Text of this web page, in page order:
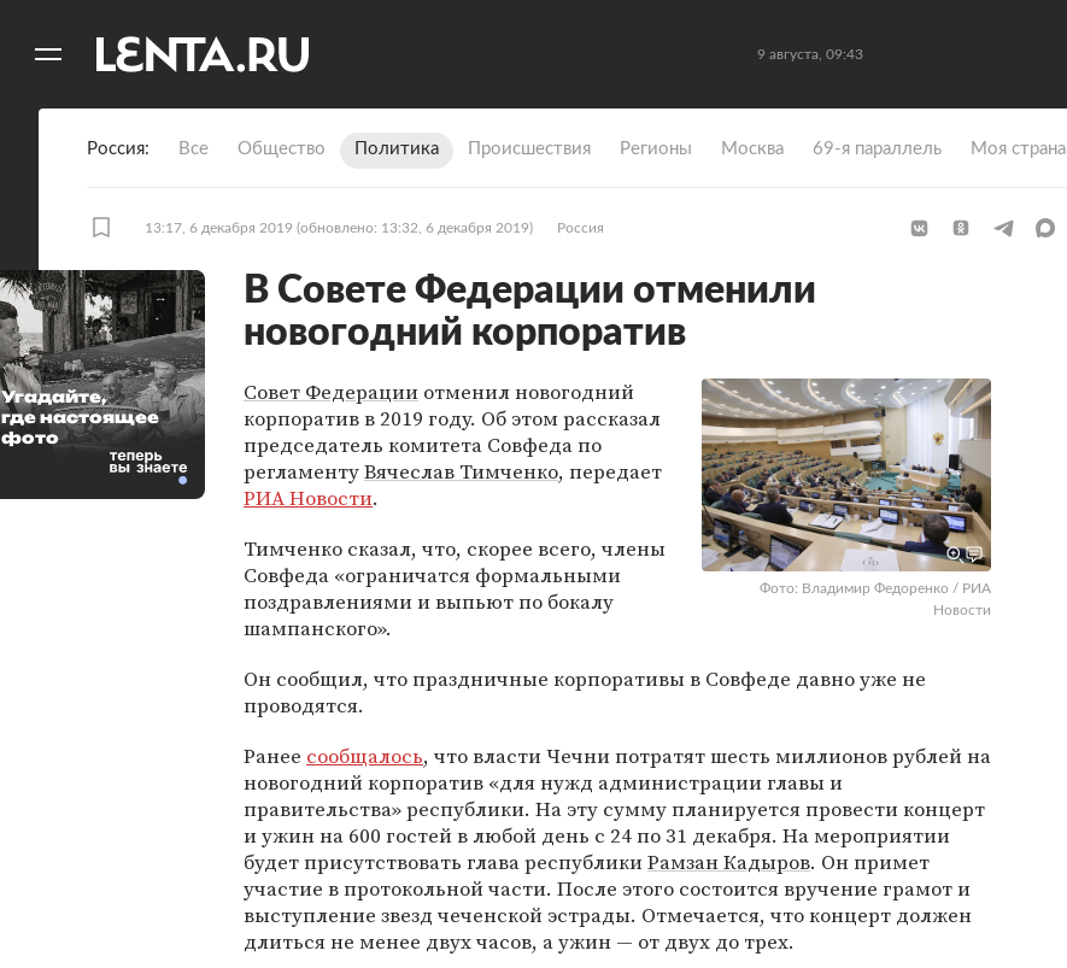
9 августа, 09:43
Россия Все Общество Политика Происшествия Регионы Москва 69-я параллель Моя страна
13:17, 6 декабря 2019 (обновлено: 13:32, 6 декабря 2019) Россия
В Совете Федерации отменили
новогодний корпоратив
Фото: Владимир Федоренко / РИА
Новости
Совет Федерации отменил новогодний
корпоратив в 2019 году. Об этом рассказал
председатель комитета Совфеда по
регламентуВячеслав Тимченко, передает
РИА Новости.
Тимченко сказал, что, скорее всего, члены
Совфеда «ограничатся формальными
поздравлениями и выпьют по бокалу
шампанского».
Он сообщил, что праздничные корпоративы в Совфеде давно уже не
проводятся.
Ранее сообщалось, что власти Чечни потратят шесть миллионов рублей на
новогодний корпоратив «для нужд администрации главы и
правительства» республики. На эту сумму планируется провести концерт
и ужин на 600 гостей в любой день с 24 по 31 декабря. На мероприятии
будет присутствовать глава республикиРамзан Кадыров. Он примет
участие в протокольной части. После этого состоится вручение грамот и
выступление звезд чеченской эстрады. Отмечается, что концерт должен
длиться не менее двух часов, а ужин — от двух до трех.
Угадайте,
где настоящее
фото